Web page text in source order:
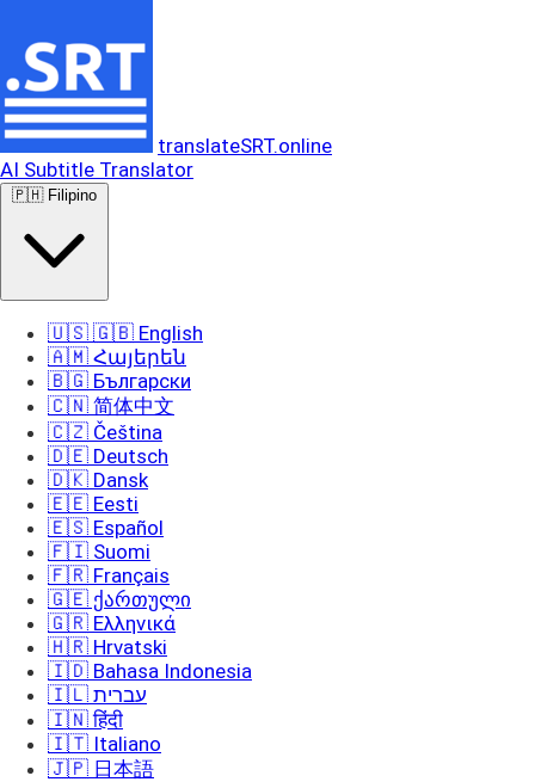
translateSRT.online
AI Subtitle Translator
🇵🇭 Filipino
🇺🇸 🇬🇧 English
🇦🇲 Հայերեն
🇧🇬 Български
🇨🇳 简体中文
🇨🇿 Čeština
🇩🇪 Deutsch
🇩🇰 Dansk
🇪🇪 Eesti
🇪🇸 Español
🇫🇮 Suomi
🇫🇷 Français
🇬🇪 ქართული
🇬🇷 Ελληνικά
🇭🇷 Hrvatski
🇮🇩 Bahasa Indonesia
🇮🇱 עברית
🇮🇳 हिंदी
🇮🇹 Italiano
🇯🇵 日本語